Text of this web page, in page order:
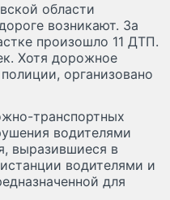
области
возникают. За
произошло 11 ДТП.
Хотя дорожное
организовано
транспортных
водителями
выразившиеся в
водителями и
для